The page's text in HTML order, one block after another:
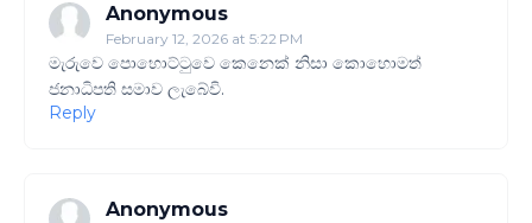
Anonymous
February 12, 2026 at 5:22 PM
මැරුවෙ පොහොට්ටුවෙ කෙනෙක් නිසා කොහොමත්
ජනාධිපති සමාව ලැබේවි.
Reply
Anonymous